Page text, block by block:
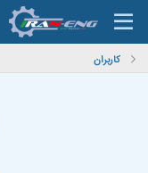
کاربران